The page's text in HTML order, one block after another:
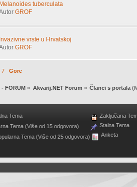
Melanoides tuberculata
GROF
Invazivne vrste u Hrvatskoj
GROF
7 Gore
FORUM » Akvarij.NET Forum » Članci s portala
Tema
Tema (Više od 15 odgovora)
Tema (Više od 25 odgovora)
Zaključana
Stalna Tema
Anketa